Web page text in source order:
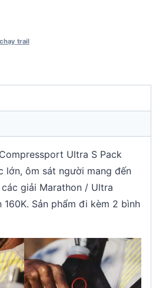
trail
Ultra S Pack
lớn, ôm sát người mang đến
giải Marathon / Ultra
Sản phẩm đi kèm 2 bình